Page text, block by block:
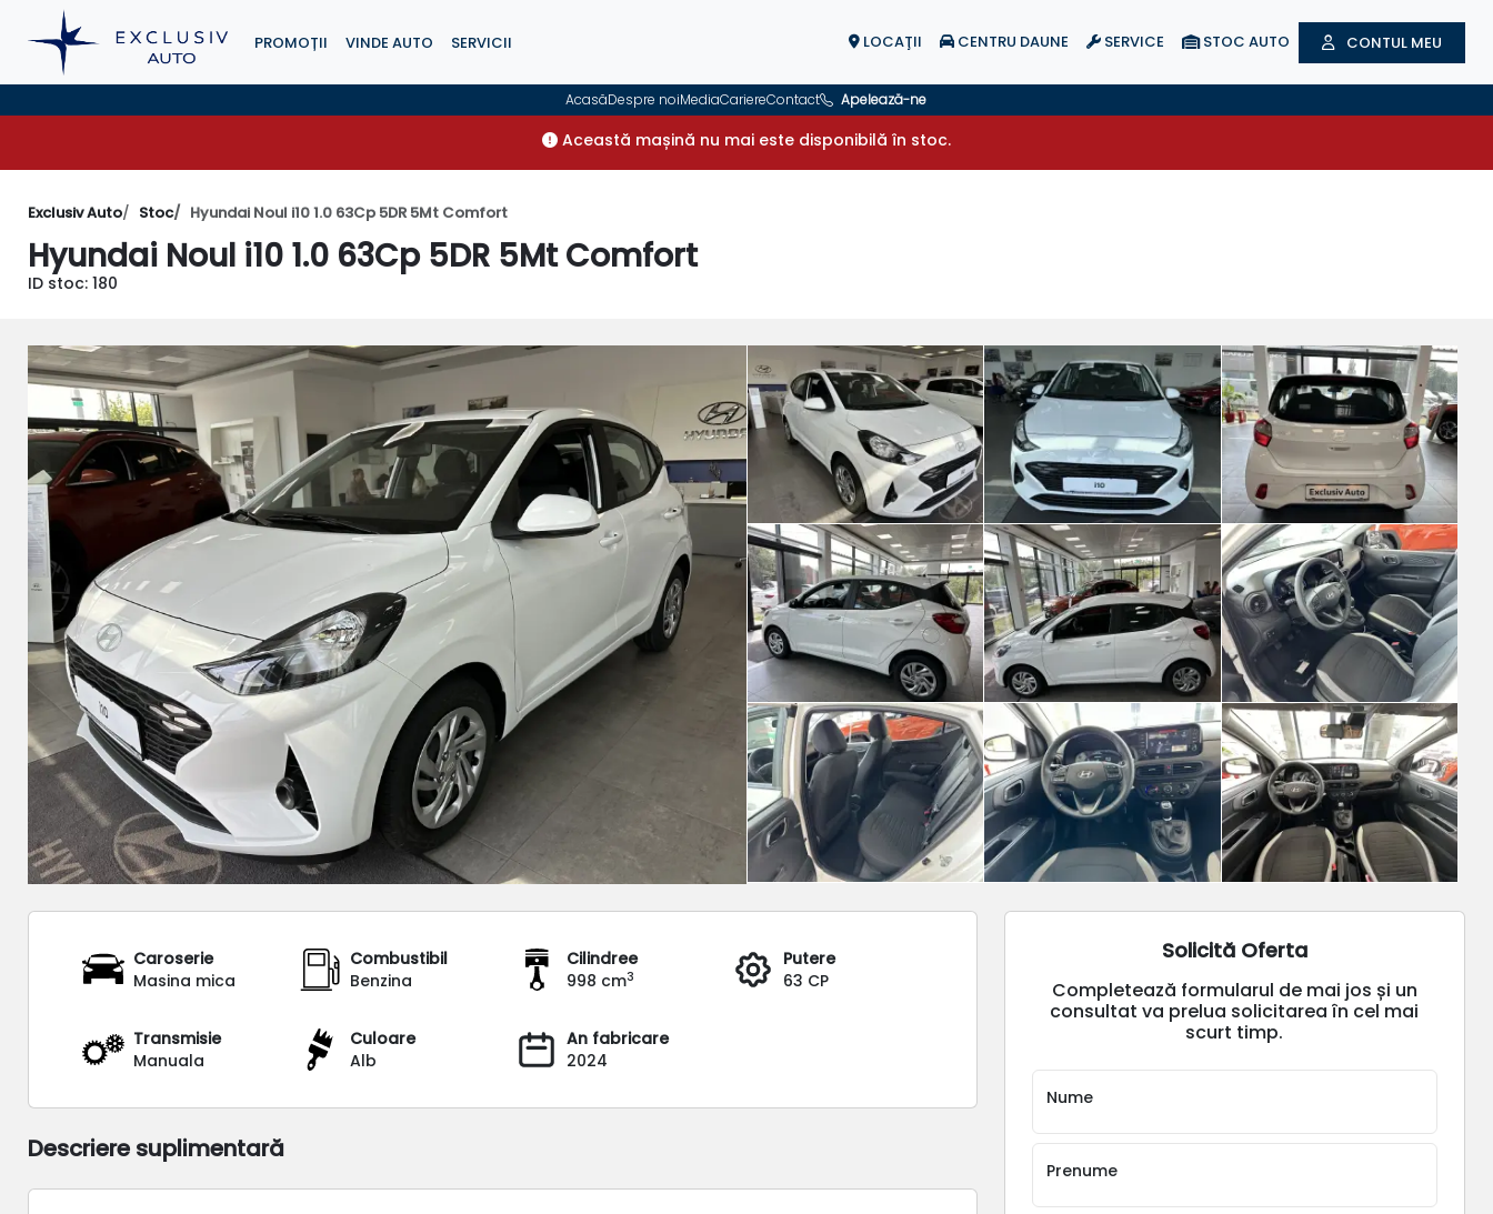
PROMOȚII VINDE AUTO SERVICII LOCAŢII CENTRU DAUNE SERVICE STOC AUTO CONTUL MEU
AcasăDespre noiMediaCariereContact Apelează-ne
Această mașină nu mai este disponibilă în stoc.
Exclusiv Auto Stoc Hyundai Noul i10 1.0 63Cp 5DR 5Mt Comfort
Hyundai Noul i10 1.0 63Cp 5DR 5Mt Comfort
ID stoc: 180
Caroserie
Masina mica
Combustibil
Benzina
Cilindree
998 cm3
Putere
63 CP
Transmisie
Manuala
Culoare
Alb
An fabricare
2024
Descriere suplimentară
Solicită Oferta
Completează formularul de mai jos și un
consultat va prelua solicitarea în cel mai
scurt timp.
Nume
Prenume